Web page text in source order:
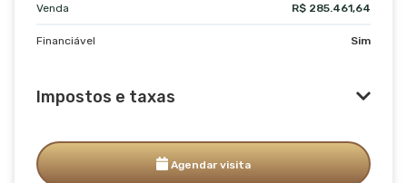
Venda R$ 285.461,64
Financiável Sim
Impostos e taxas
Agendar visita